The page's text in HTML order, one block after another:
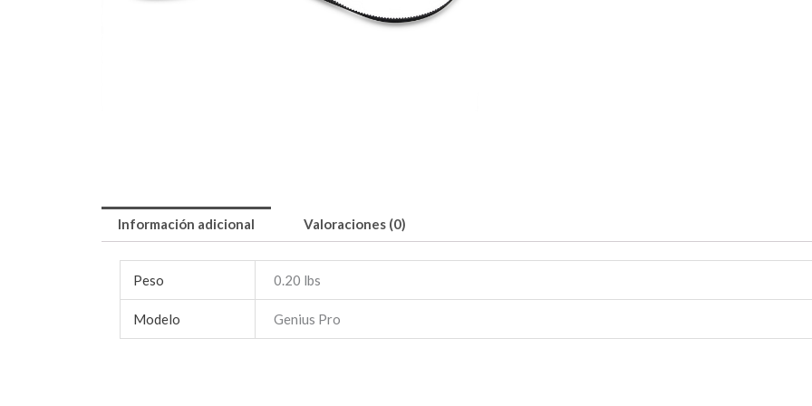
Información adicional Valoraciones (0)
Peso 0.20 lbs
Modelo Genius Pro